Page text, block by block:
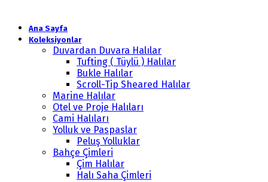
Ana Sayfa
Koleksiyonlar
Duvardan Duvara Halılar
Tufting ( Tüylü ) Halılar
Bukle Halılar
Scroll-Tip Sheared Halılar
Marine Halılar
Otel ve Proje Halıları
Cami Halıları
Yolluk ve Paspaslar
Peluş Yolluklar
Bahçe Çimleri
Çim Halılar
Halı Saha Çimleri